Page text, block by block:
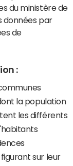
du ministère de
données par
de
:
la population
les différents
sur leur